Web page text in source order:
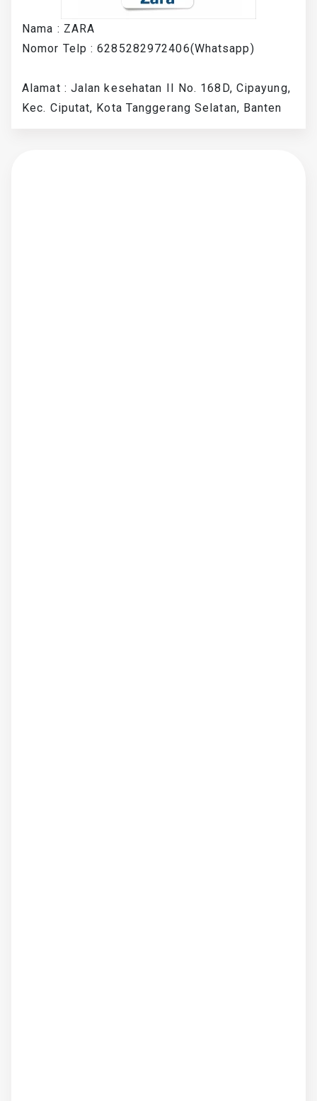
Nama : ZARA
Nomor Telp : 6285282972406(Whatsapp)
Alamat : Jalan kesehatan II No. 168D, Cipayung,
Kec. Ciputat, Kota Tanggerang Selatan, Banten